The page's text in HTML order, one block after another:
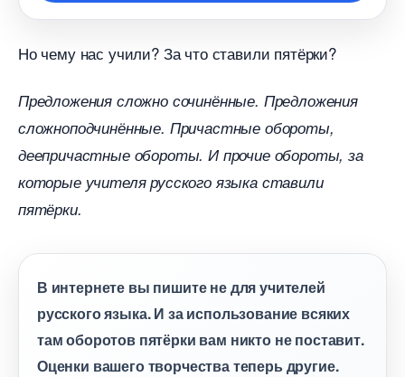
Но чему нас учили? За что ставили пятёрки?
Предложения сложно сочинённые. Предложения
сложноподчинённые. Причастные обороты,
деепричастные обороты. И прочие обороты, за
которые учителя русского языка ставили
пятёрки.
интернете вы пишите не для учителей
русского языка. И за использование всяких
там оборотов пятёрки вам никто не поставит.
Оценки вашего творчества теперь другие.